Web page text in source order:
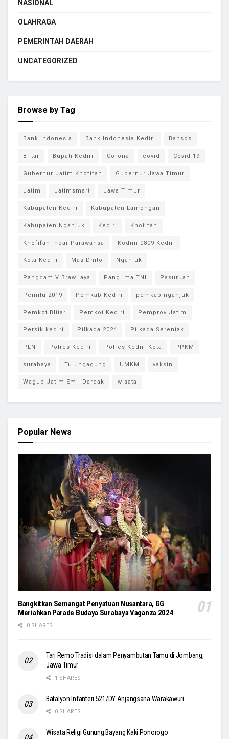
NASIONAL
OLAHRAGA
PEMERINTAH DAERAH
UNCATEGORIZED
Browse by Tag
Bank Indonesia Bank Indonesia Kediri Bansos
Blitar Bupati Kediri Corona covid Covid-19
Gubernur Jatim Khofifah Gubernur Jawa Timur
Jatim Jatimsmart Jawa Timur
Kabupaten Kediri Kabupaten Lamongan
Kabupaten Nganjuk Kediri Khofifah
Khofifah Indar Parawansa Kodim 0809 Kediri
Kota Kediri Mas Dhito Nganjuk
Pangdam V Brawijaya Panglima TNI Pasuruan
Pemilu 2019 Pemkab Kediri pemkab nganjuk
Pemkot Blitar Pemkot Kediri Pemprov Jatim
Persik kediri Pilkada 2024 Pilkada Serentak
PLN Polres Kediri Polres Kediri Kota PPKM
surabaya Tulungagung UMKM vaksin
Wagub Jatim Emil Dardak wisata
Popular News
Bangkitkan Semangat Penyatuan Nusantara, GG
Meriahkan Parade Budaya Surabaya Vaganza 2024
0 SHARES
Tari Remo Tradisi dalam Penyambutan Tamu di Jombang,
Jawa Timur
1 SHARES
Batalyon Infanteri 521/DY Anjangsana Warakawuri
0 SHARES
Wisata Religi Gunung Bayang Kaki Ponorogo